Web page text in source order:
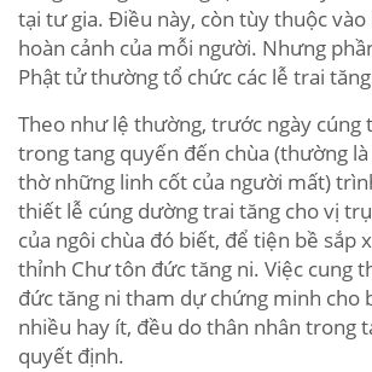
tại tư gia. Ðiều này, còn tùy thuộc vào
hoàn cảnh của mỗi người. Nhưng
Phật tử thường tổ chức các lễ trai
Theo như lệ thường, trước ngày cúng
trong tang quyến đến chùa (thường
thờ những linh cốt của người mất)
thiết lễ cúng dường trai tăng cho vị
của ngôi chùa đó biết, để tiện bề sắp
thỉnh Chư tôn đức tăng ni. Việc cung
đức tăng ni tham dự chứng minh cho
nhiều hay ít, đều do thân nhân trong
quyết định.